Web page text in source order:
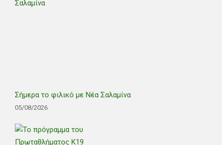
Σήμερα το φιλικό με Νέα Σαλαμίνα
05/08/2026